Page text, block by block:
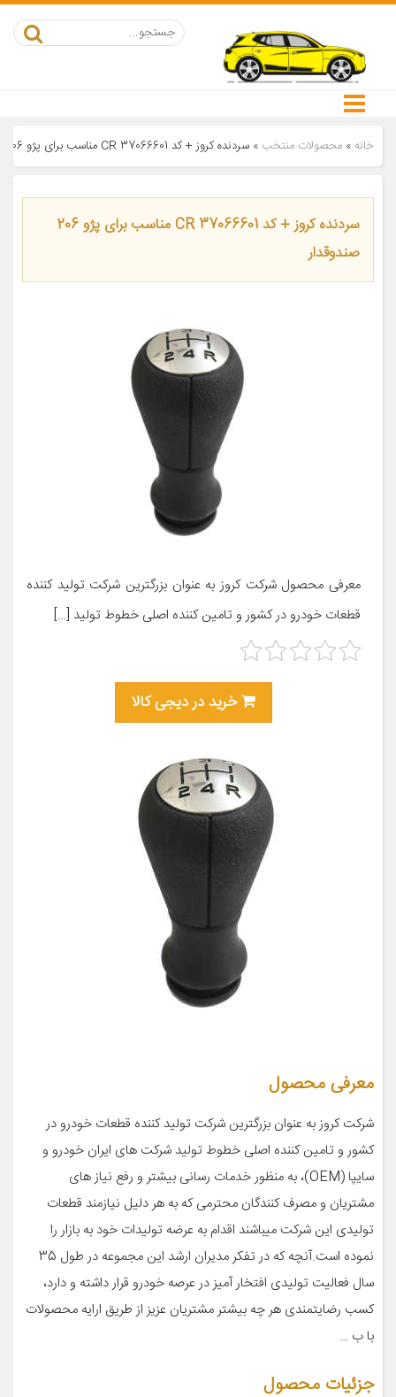
خانه » محصولات منتخب » سردنده کروز + کد CR 37066601 مناسب برای پژو 206 صندوقدار
سردنده کروز + کد CR 37066601 مناسب برای پژو 206
صندوقدار
معرفی محصول شرکت کروز به عنوان بزرگترین شرکت تولید کننده
قطعات خودرو در کشور و تامین کننده اصلی خطوط تولید […]
خرید در دیجی کالا
معرفی محصول
شرکت کروز به عنوان بزرگترین شرکت تولید کننده قطعات خودرو در
کشور و تامین کننده اصلی خطوط تولید شرکت های ایران خودرو و
سایپا (OEM)، به منظور خدمات رسانی بیشتر و رفع نیاز های
مشتریان و مصرف کنندگان محترمی که به هر دلیل نیازمند قطعات
تولیدی این شرکت میباشند اقدام به عرضه تولیدات خود به بازار را
نموده است.آنچه که در تفکر مدیران ارشد این مجموعه در طول 35
سال فعالیت تولیدی افتخار آمیز در عرصه خودرو قرار داشته و دارد،
کسب رضایتمندی هر چه بیشتر مشتریان عزیز از طریق ارایه محصولات
با ب …
جزئیات محصول